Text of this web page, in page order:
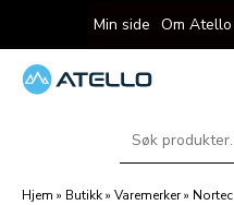
til
innholdet
Min side Om Atello
Søk
Hjem » Butikk» Varemerker» Nortec